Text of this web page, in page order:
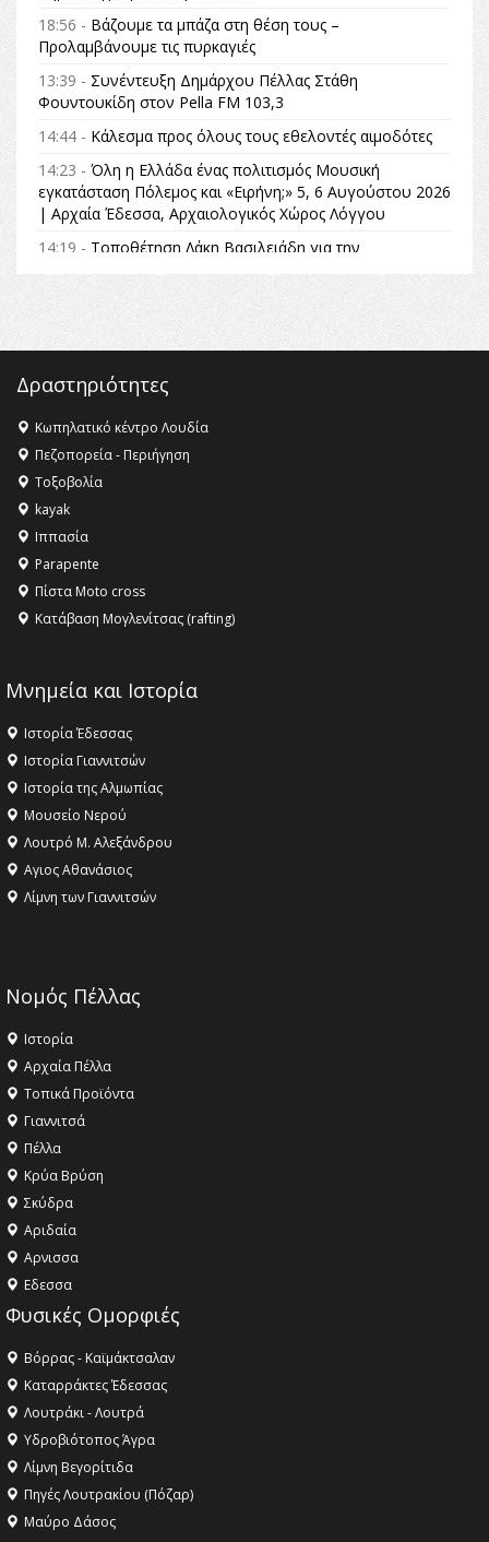
18:56 - Βάζουμε τα μπάζα στη θέση τους –
Προλαμβάνουμε τις πυρκαγιές
13:39 - Συνέντευξη Δημάρχου Πέλλας Στάθη
Φουντουκίδη στον Pella FM 103,3
14:44 - Κάλεσμα προς όλους τους εθελοντές αιμοδότες
14:23 - Όλη η Ελλάδα ένας πολιτισμός Μουσική
εγκατάσταση Πόλεμος και «Ειρήνη;» 5, 6 Αυγούστου 2026
| Αρχαία Έδεσσα, Αρχαιολογικός Χώρος Λόγγου
14:19 - Τοποθέτηση Λάκη Βασιλειάδη για την
Αναθεώρηση του Συντάγματος: «Σε τέτοιες κορυφαίες
θεσμικές διαδικασίες υπάρχει μόνο η ευθύνη απέναντι
στις επόμενες γενιές»
16:35 -Το πρόγραμμα του ΠΑΟΚ στον δεύτερο γύρο του
16:27 - Όλυμπος: Εντάχθηκε στον Κατάλογο Παγκόσμιας
Κληρονομιάς της UNESCO – Ομόφωνη η απόφαση Ο
Όλυμπος αναγνωρίστηκε ως φυσικό και πολιτιστικό
αγαθό εξέχουσας οικουμενικής αξίας για την
ανθρωπότητα
16:18 -
ΣΤΗΝ ΕΔΕΣΣΑ
Δραστηριότητες
Κωπηλατικό κέντρο Λουδία
Πεζοπορεία - Περιήγηση
Τοξοβολία
kayak
Ιππασία
Parapente
Πίστα Moto cross
Κατάβαση Μογλενίτσας (rafting)
Μνημεία και Ιστορία
Ιστορία Έδεσσας
Ιστορία Γιαννιτσών
Ιστορία της Αλμωπίας
Μουσείο Νερού
Λουτρό Μ. Αλεξάνδρου
Αγιος Αθανάσιος
Λίμνη των Γιαννιτσών
Νομός Πέλλας
Ιστορία
Αρχαία Πέλλα
Τοπικά Προϊόντα
Γιαννιτσά
Πέλλα
Κρύα Βρύση
Σκύδρα
Αριδαία
Aρνισσα
Eδεσσα
Φυσικές Ομορφιές
Βόρρας - Καϊμάκτσαλαν
Καταρράκτες Έδεσσας
Λουτράκι - Λουτρά
Υδροβιότοπος Άγρα
Λίμνη Βεγορίτιδα
Πηγές Λουτρακίου (Πόζαρ)
Μαύρο Δάσος